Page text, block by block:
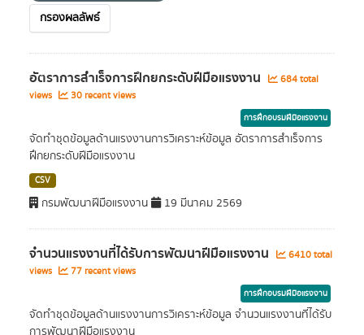
กรองผลลัพธ์
อัตราการสำเร็จการฝึกยกระดับฝีมือแรงงาน
684 total
views
30 recent views
การฝึกอบรมฝีมือแรงงาน
จัดทำชุดข้อมูลด้านแรงงานการวิเคราะห์ข้อมูล อัตราการสำเร็จการ
ฝึกยกระดับฝีมือแรงงาน
CSV
กรมพัฒนาฝีมือแรงงาน 19 มีนาคม 2569
จำนวนแรงงานที่ได้รับการพัฒนาฝีมือแรงงาน
6410 total
views
77 recent views
การฝึกอบรมฝีมือแรงงาน
จัดทำชุดข้อมูลด้านแรงงานการวิเคราะห์ข้อมูล จำนวนแรงงานที่ได้รับ
การพัฒนาฝีมือแรงงาน